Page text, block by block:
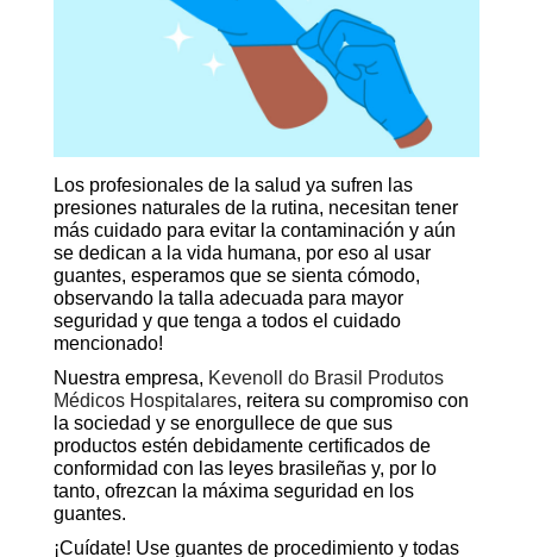
Los profesionales de la salud ya sufren las
presiones naturales de la rutina, necesitan tener
más cuidado para evitar la contaminación y aún
se dedican a la vida humana, por eso al usar
guantes, esperamos que se sienta cómodo,
observando la talla adecuada para mayor
seguridad y que tenga a todos el cuidado
mencionado!
Nuestra empresa, Kevenoll do Brasil Produtos
Médicos Hospitalares, reitera su compromiso con
la sociedad y se enorgullece de que sus
productos estén debidamente certificados de
conformidad con las leyes brasileñas y, por lo
tanto, ofrezcan la máxima seguridad en los
guantes.
¡Cuídate! Use guantes de procedimiento y todas